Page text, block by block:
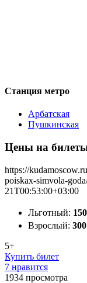
Станция метро
Арбатская
Пушкинская
Цены на
https://
poiskax-simvola-
21T00:53:00+03:00
Льготный: 150
Взрослый: 300
5+
Купить билет
7 нравится
1934 просмотра